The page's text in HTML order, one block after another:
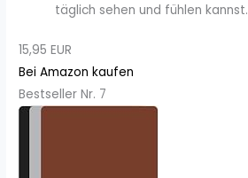
täglich sehen und fühlen kannst.
15,95 EUR
Bei Amazon kaufen
Bestseller Nr. 7